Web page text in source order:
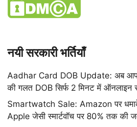
नयी सरकारी भर्तियाँ
Aadhar Card DOB Update: अब
की गलत DOB सिर्फ 2 मिनट में ऑनलाइन
Smartwatch Sale: Amazon पर
Apple जेसी स्मार्टवॉच पर 80% तक की